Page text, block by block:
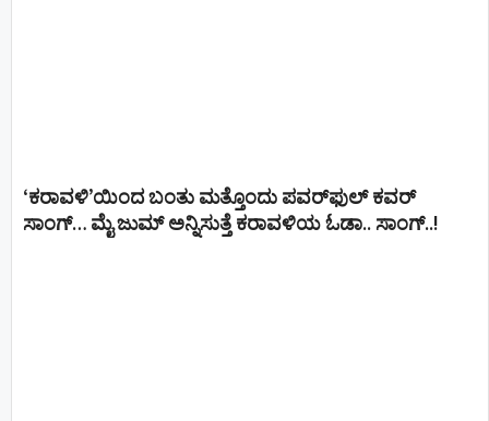
‘ಕರಾವಳಿ’ಯಿಂದ ಬಂತು ಮತ್ತೊಂದು ಪವರ್‌ಫುಲ್ ಕವರ್
ಸಾಂಗ್… ಮೈ ಜುಮ್ ಅನ್ನಿಸುತ್ತೆ ಕರಾವಳಿಯ ಓಡಾ.. ಸಾಂಗ್‌..!